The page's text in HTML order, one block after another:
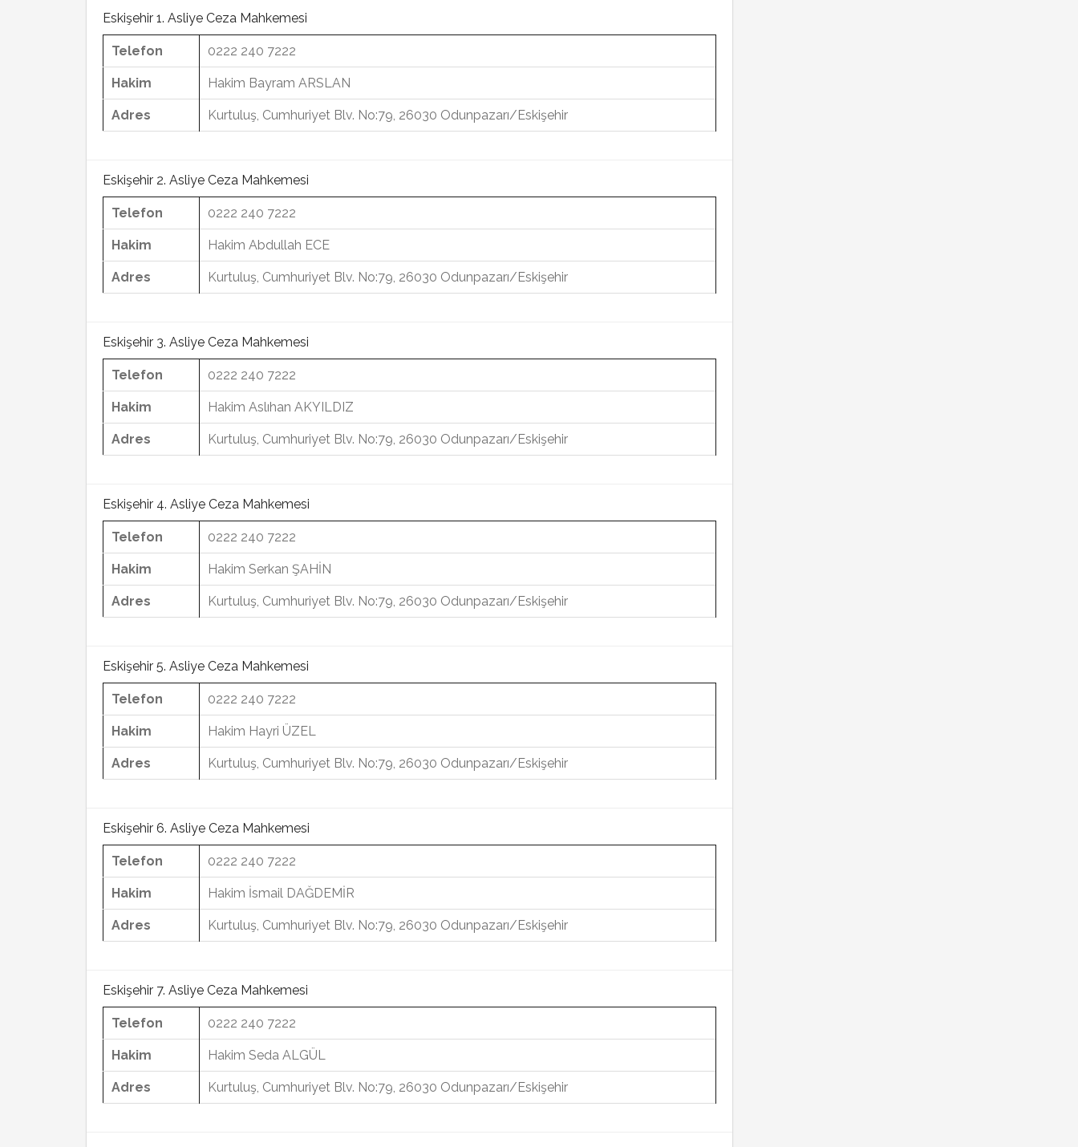
Eskişehir 1. Asliye Ceza Mahkemesi
Telefon 0222 240 7222
Hakim Hakim Bayram ARSLAN
Adres Kurtuluş, Cumhuriyet Blv. No:79, 26030 Odunpazarı/Eskişehir
Eskişehir 2. Asliye Ceza Mahkemesi
Telefon 0222 240 7222
Hakim Hakim Abdullah ECE
Adres Kurtuluş, Cumhuriyet Blv. No:79, 26030 Odunpazarı/Eskişehir
Eskişehir 3. Asliye Ceza Mahkemesi
Telefon 0222 240 7222
Hakim Hakim Aslıhan AKYILDIZ
Adres Kurtuluş, Cumhuriyet Blv. No:79, 26030 Odunpazarı/Eskişehir
Eskişehir 4. Asliye Ceza Mahkemesi
Telefon 0222 240 7222
Hakim Hakim Serkan ŞAHİN
Adres Kurtuluş, Cumhuriyet Blv. No:79, 26030 Odunpazarı/Eskişehir
Eskişehir 5. Asliye Ceza Mahkemesi
Telefon 0222 240 7222
Hakim Hakim Hayri ÜZEL
Adres Kurtuluş, Cumhuriyet Blv. No:79, 26030 Odunpazarı/Eskişehir
Eskişehir 6. Asliye Ceza Mahkemesi
Telefon 0222 240 7222
Hakim Hakim İsmail DAĞDEMİR
Adres Kurtuluş, Cumhuriyet Blv. No:79, 26030 Odunpazarı/Eskişehir
Eskişehir 7. Asliye Ceza Mahkemesi
Telefon 0222 240 7222
Hakim Hakim Seda ALGÜL
Adres Kurtuluş, Cumhuriyet Blv. No:79, 26030 Odunpazarı/Eskişehir